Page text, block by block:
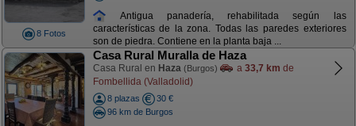
8 Fotos
Antigua panadería, rehabilitada según las
características de la zona. Todas las paredes exteriores
son de piedra. Contiene en la planta baja ...
Casa Rural Muralla de Haza
Casa Rural en Haza (Burgos) a 33,7 km de
Fombellida (Valladolid)
8 plazas
30 €
96 km de Burgos